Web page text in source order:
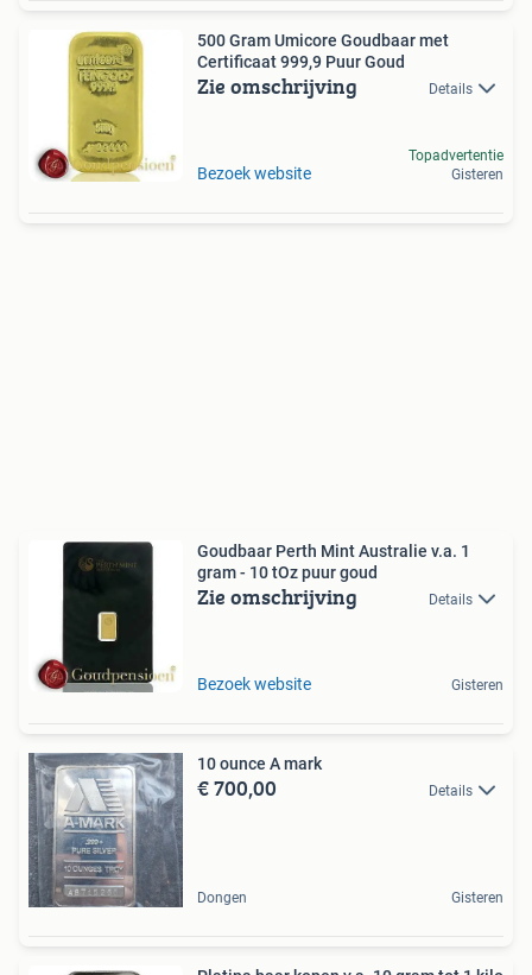
500 Gram Umicore Goudbaar met
Certificaat 999,9 Puur Goud
Zie omschrijving Details
Bezoek website
Topadvertentie
Gisteren
Goudbaar Perth Mint Australie v.a. 1
gram - 10 tOz puur goud
Zie omschrijving Details
Bezoek website Gisteren
10 ounce A mark
€ 700,00 Details
Dongen Gisteren